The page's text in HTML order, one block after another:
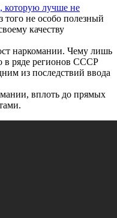
которую лучше не
того не особо полезный
качеству
наркомании. Чему лишь
в ряде регионов СССР
из последствий ввода
вплоть до прямых